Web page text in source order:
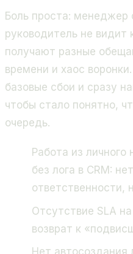
Боль проста: менеджер
руководитель не видит
получают разные
времени и хаос
базовые сбои и сразу
чтобы стало понятно,
очередь.
Работа из
без лога в CRM:
ответственности,
Отсутствие SLA
возврат к